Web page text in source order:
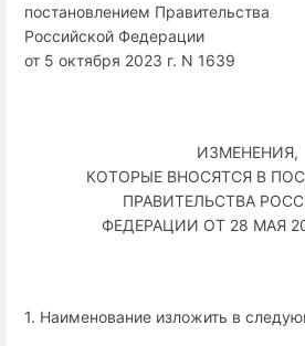
постановлением Правительства
Российской Федерации
от 5 октября 2023 г. N 1639
ИЗМЕНЕНИЯ,
КОТОРЫЕ ВНОСЯТСЯ В
ПРАВИТЕЛЬСТВА
ФЕДЕРАЦИИ ОТ 28 МАЯ
1. Наименование изложить в